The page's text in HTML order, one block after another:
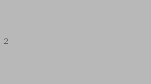
2